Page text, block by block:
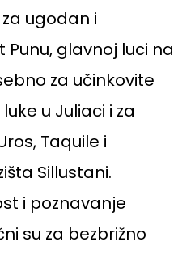
ugodan i
glavnoj luci na
za učinkovite
u Juliaci i za
Taquile i
Sillustani.
i poznavanje
su za bezbrižno